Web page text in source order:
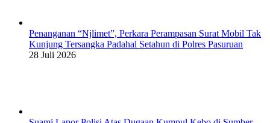
Penanganan “Njlimet”, Perkara Perampasan Surat Mobil Tak
Kunjung Tersangka Padahal Setahun di Polres Pasuruan
28 Juli 2026